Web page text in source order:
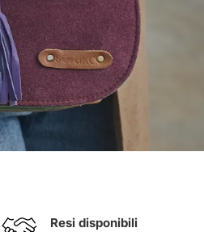
Resi disponibili